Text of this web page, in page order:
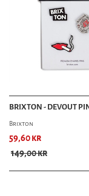
BRIXTON - DEVOUT
Brixton
59,60 kr
149,00 kr